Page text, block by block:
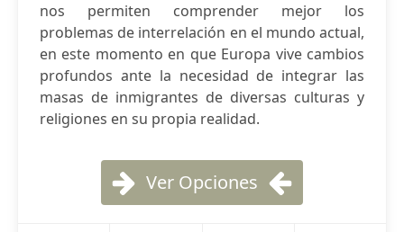
nos permiten comprender mejor los
problemas de interrelación en el mundo actual,
en este momento en que Europa vive cambios
profundos ante la necesidad de integrar las
masas de inmigrantes de diversas culturas y
religiones en su propia realidad.
Ver Opciones